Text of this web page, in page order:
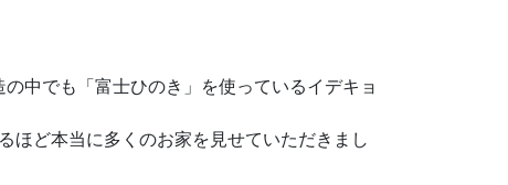
中でも「富士ひのき」を使っているイデキョ
ほど本当に多くのお家を見せていただきまし